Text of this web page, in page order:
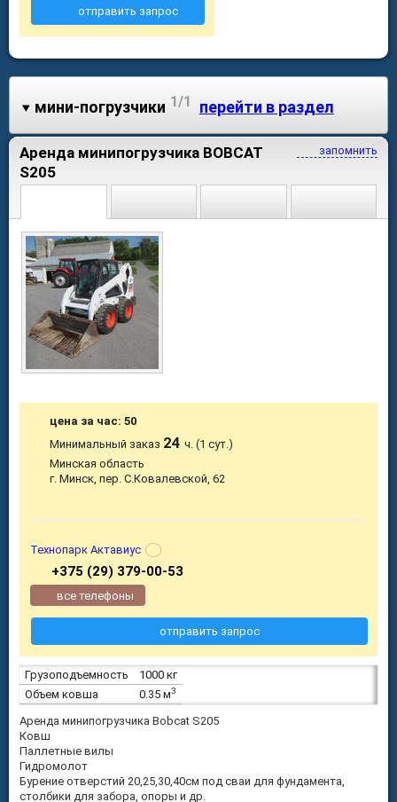
отправить запрос
мини-погрузчики 1/1 перейти в раздел
запомнить
Аренда минипогрузчика BOBCAT
S205
Грузоподъемность
1000 кг
Объем ковша
0.35 м3
Аренда минипогрузчика Bobcat S205
Ковш
Паллетные вилы
Гидромолот
Бурение отверстий 20,25,30,40см под сваи для фундамента,
столбики для забора, опоры и др.
цена за час: 50
Минимальный заказ 24ч. (1 сут.)
Минская область
г. Минск, пер. С.Ковалевской, 62
Технопарк Актавиус
+375 (29) 379-00-53
все телефоны
отправить запрос